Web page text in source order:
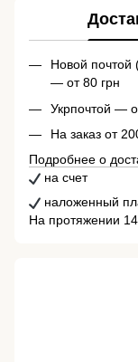
Новой почтой
— от 80 грн
Укрпочтой —
На заказ от
Подробнее о
на счет
наложенный
На протяжении